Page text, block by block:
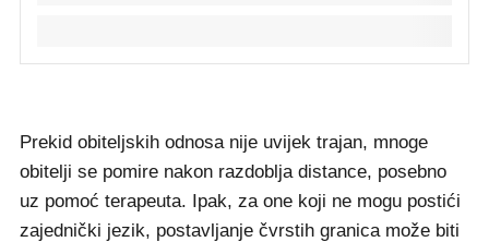
Prekid obiteljskih odnosa nije uvijek trajan, mnoge
obitelji se pomire nakon razdoblja distance, posebno
uz pomoć terapeuta. Ipak, za one koji ne mogu postići
zajednički jezik, postavljanje čvrstih granica može biti